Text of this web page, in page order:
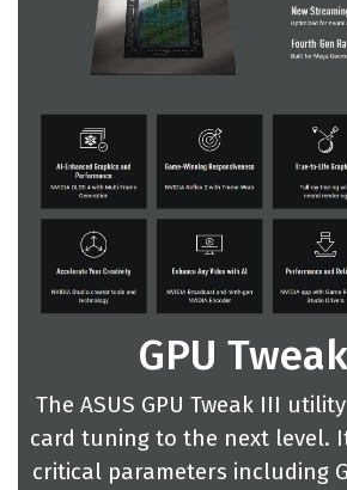
GPU
The ASUS GPU Tweak III
card tuning to the next level.
critical parameters including